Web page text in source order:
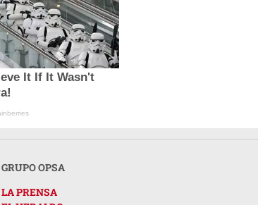
It If It Wasn't
GRUPO OPSA
LA PRENSA